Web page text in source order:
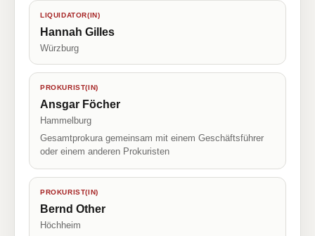
LIQUIDATOR(IN)
Hannah Gilles
Würzburg
PROKURIST(IN)
Ansgar Föcher
Hammelburg
Gesamtprokura gemeinsam mit einem Geschäftsführer
oder einem anderen Prokuristen
PROKURIST(IN)
Bernd Other
Höchheim